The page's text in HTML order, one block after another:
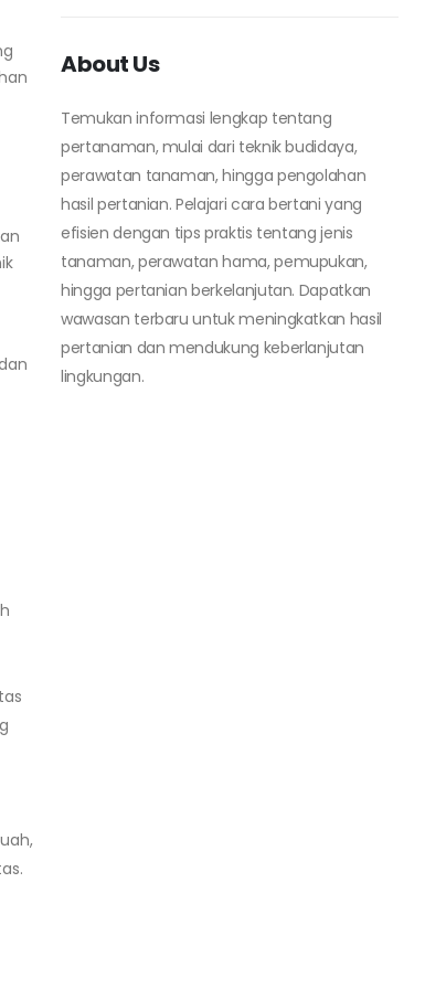
About Us
Temukan informasi lengkap tentang
pertanaman, mulai dari teknik budidaya,
perawatan tanaman, hingga pengolahan
hasil pertanian. Pelajari cara bertani yang
efisien dengan tips praktis tentang jenis
tanaman, perawatan hama, pemupukan,
hingga pertanian berkelanjutan. Dapatkan
wawasan terbaru untuk meningkatkan hasil
pertanian dan mendukung keberlanjutan
lingkungan.